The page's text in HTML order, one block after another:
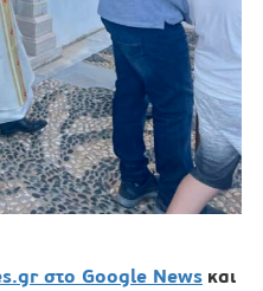
στο Google News και